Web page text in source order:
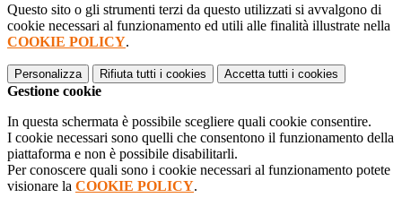
Questo sito o gli strumenti terzi da questo utilizzati si avvalgono di
cookie necessari al funzionamento ed utili alle finalità illustrate nella
COOKIE POLICY.
Personalizza Rifiuta tutti i cookies Accetta tutti i cookies
Gestione cookie
In questa schermata è possibile scegliere quali cookie consentire.
I cookie necessari sono quelli che consentono il funzionamento della
piattaforma e non è possibile disabilitarli.
Per conoscere quali sono i cookie necessari al funzionamento potete
visionare la COOKIE POLICY.